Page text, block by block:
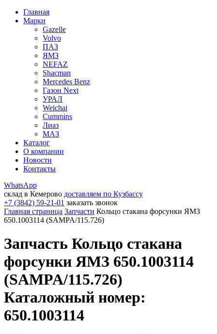
Главная
Марки
Gazelle
Volvo
ПАЗ
ЯМЗ
NEFAZ
Shacman
Mercedes Benz
Газон Next
УРАЛ
Weichai
Cummins
Лиаз
МАЗ
Каталог
О компании
Новости
Контакты
WhatsApp
склад в Кемерово доставляем по Кузбассу
+7 (3842) 59-21-01 заказать звонок
Главная страница Запчасти Кольцо стакана форсунки ЯМЗ
650.1003114 (SAMPA/115.726)
Запчасть Кольцо стакана
форсунки ЯМЗ 650.1003114
(SAMPA/115.726)
Каталожный номер:
650.1003114